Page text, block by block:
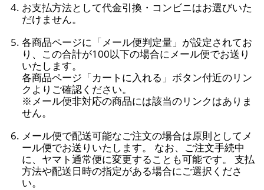
お支払方法として代金引換・コンビニはお選びいた
だけません。
各商品ページに「メール便判定量」が設定されてお
り、この合計が100以下の場合にメール便でお送り
いたします。
各商品ページ「カートに入れる」ボタン付近のリン
クよりご確認ください。
※メール便非対応の商品には該当のリンクはありま
せん。
メール便で配送可能なご注文の場合は原則としてメ
ール便でお送りいたします。 なお、ご注文手続中
に、ヤマト通常便に変更することも可能です。 支払
方法や配送日時の指定がある場合にご選択くださ
い。